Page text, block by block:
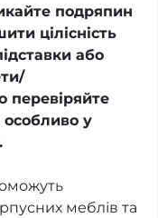
подряпин
цілісність
або
перевіряйте
особливо у
меблів та